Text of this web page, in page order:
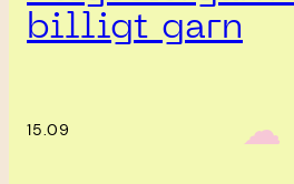
billigt garn
15.09 ‎ ‎‎ ☁︎‎‎